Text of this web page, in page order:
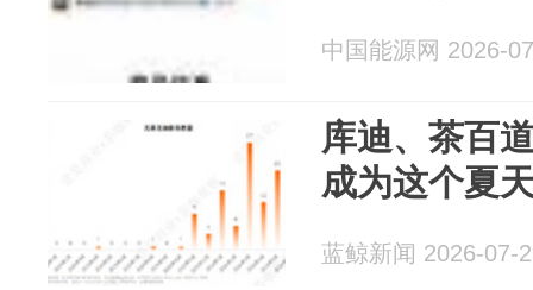
中国能源网 2026-
库迪、茶百
成为这个夏
蓝鲸新闻 2026-07-